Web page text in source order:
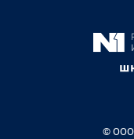
© ООО